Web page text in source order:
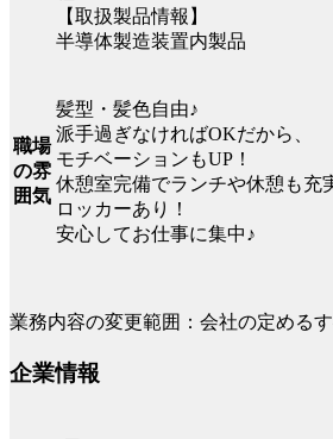
【取扱製品情報】
半導体製造装置内製品
職場
の雰
囲気
髪型・髪色自由♪
派手過ぎなければOKだから、
モチベーションもUP！
休憩室完備でランチや休憩も充
ロッカーあり！
安心してお仕事に集中♪
業務内容の変更範囲：会社の定める
企業情報